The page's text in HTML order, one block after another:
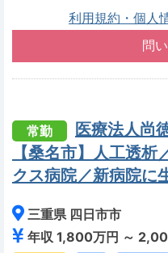
利用規約・個人
常勤
医療法人尚
【桑名市】人工透
クス病院／新病院に
三重県 四日市市
年収 1,800万円 ～